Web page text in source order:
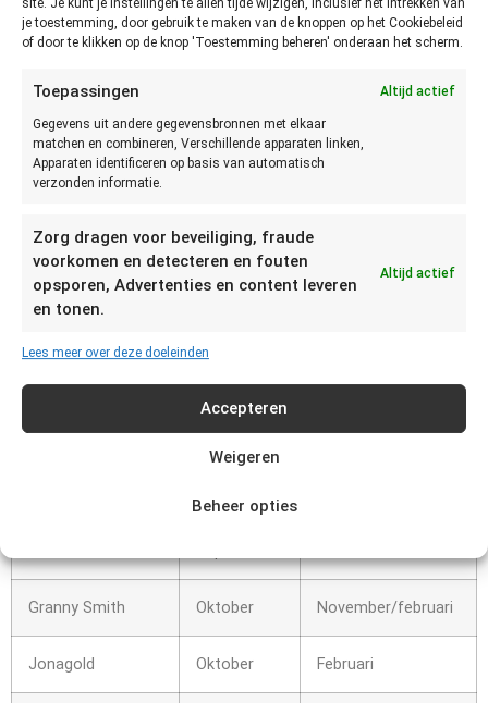
site. Je kunt je instellingen te allen tijde wijzigen, inclusief het intrekken van
je toestemming, door gebruik te maken van de knoppen op het Cookiebeleid
of door te klikken op de knop 'Toestemming beheren' onderaan het scherm.
Toepassingen Altijd actief
Gegevens uit andere gegevensbronnen met elkaar
matchen en combineren, Verschillende apparaten linken,
Apparaten identificeren op basis van automatisch
verzonden informatie.
Zorg dragen voor beveiliging, fraude
voorkomen en detecteren en fouten
opsporen, Advertenties en content leveren
en tonen.
Altijd actief
Lees meer over deze doeleinden
Accepteren
Weigeren
Beheer opties
op dat je overrijpe appels uit de zak haalt zodat de andere
appels niet sneller rijpen.
Hoe lang kun je appels bewaren
in de diepvries?
In de diepvries blijven appels zo’n 8 tot 12 maanden goed. Je
kan de appels eerst in partjes snijden en dan invriezen. Of
om de appels in parten te snijden en het klokkuis te
verwijderen. Dan blijven ze langer goed.
Hoe lang kun je appels bewaren
na plukken?
Hieronder een overzicht van de verschillende appelrassen,
wanneer ze geplukt worden en tot wanneer ze houdbaar zijn:
Granny Smith Oktober November/februari
Jonagold Oktober Februari